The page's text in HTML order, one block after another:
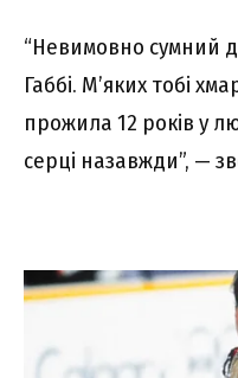
“Невимовно сумний
Габбі. М’яких тобі
прожила 12 років у
серці назавжди”, —